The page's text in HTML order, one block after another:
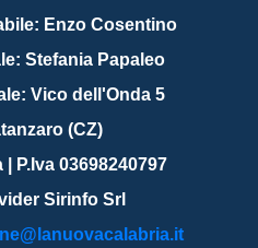
Enzo Cosentino
Stefania Papaleo
Vico dell'Onda 5
(CZ)
P.Iva 03698240797
Sirinfo Srl